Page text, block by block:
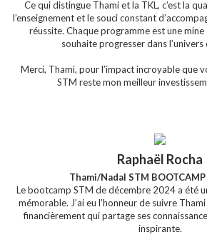
Ce qui distingue Thami et la TKL, c’est la
l’enseignement et le souci constant
réussite. Chaque programme est une
souhaite progresser dans l’univers
Merci, Thami, pour l’impact incroyable que
STM reste mon meilleur
Raphaël Rocha
Thami/Nadal STM BOOTCAMP
Le bootcamp STM de décembre 2024 a été
mémorable. J’ai eu l’honneur de suivre
financièrement qui partage ses
inspirante.